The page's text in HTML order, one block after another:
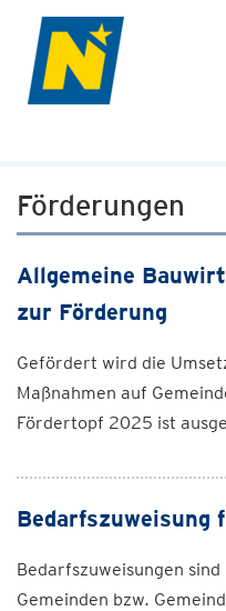
Förderungen
Allgemeine
zur Förderung
Gefördert wird die
Maßnahmen auf
Fördertopf 2025 ist
Bedarfszuweisung
Bedarfszuweisungen
Gemeinden bzw.